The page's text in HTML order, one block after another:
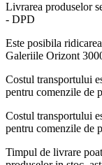
Livrarea produselor
- DPD
Este posibila
Galeriile Orizont
Costul transportului
pentru comenzile de
Costul transportului
pentru comenzile de
Timpul de livrare